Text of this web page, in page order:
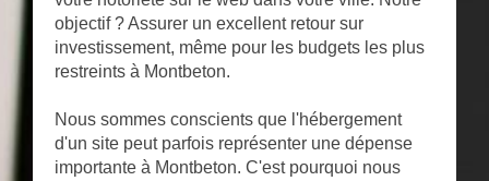
objectif ? Assurer un excellent retour sur
investissement, même pour les budgets les plus
restreints à Montbeton.
Nous sommes conscients que l'hébergement
d'un site peut parfois représenter une dépense
importante à Montbeton. C'est pourquoi nous